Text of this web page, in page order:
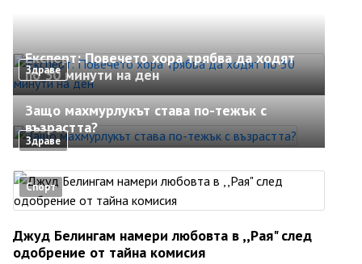
Здраве
Експерт: Повечето хора трябва да ходят
по 30 минути на ден
Здраве
Защо махмурлукът става по-тежък с
възрастта?
Спорт
Джуд Белингам намери любовта в ,,Рая" след
одобрение от тайна комисия